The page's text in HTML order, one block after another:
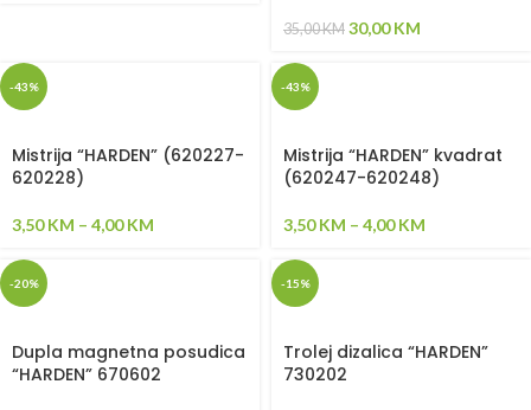
35,00KM 30,00KM
-43%
Mistrija “HARDEN” (620227-
620228)
3,50KM – 4,00KM
-43%
Mistrija “HARDEN” kvadrat
(620247-620248)
3,50KM – 4,00KM
-20%
Dupla magnetna posudica
“HARDEN” 670602
-15%
Trolej dizalica “HARDEN”
730202